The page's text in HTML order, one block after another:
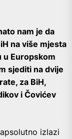
nam je da
na više mjesta
u Europskom
sjediti na dvije
za BiH,
i Čovićev
izlazi